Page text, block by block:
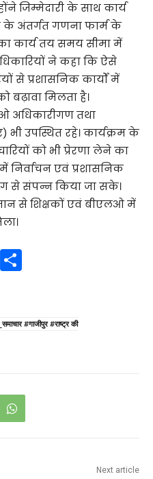
जिम्मेदारी के साथ कार्य
अंतर्गत गणना फार्म के
कार्य तय समय सीमा में
ने कहा कि ऐसे
से प्रशासनिक कार्यों में
बढ़ावा मिलता है।
अधिकारीगण तथा
उपस्थित रहे। कार्यक्रम के
को भी प्रेरणा लेने का
निर्वाचन एवं प्रशासनिक
से संपन्न किया जा सके।
से शिक्षकों एवं बीएलओ में
Pi
nt
e
#गाजीपुर #राष्ट्र की
Next article